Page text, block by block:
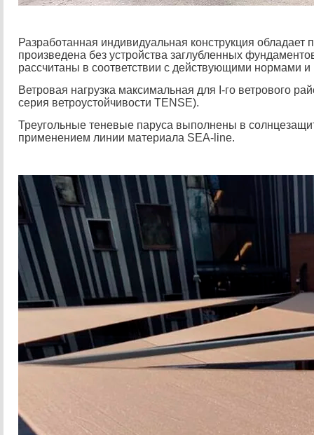
Разработанная индивидуальная конструкция обладает
произведена без устройства заглубленных
рассчитаны в соответствии с действующими нормами
Ветровая нагрузка максимальная для I-го ветрового
серия ветроустойчивости TENSE).
Треугольные теневые паруса выполнены в
применением линии материала SEA-line.